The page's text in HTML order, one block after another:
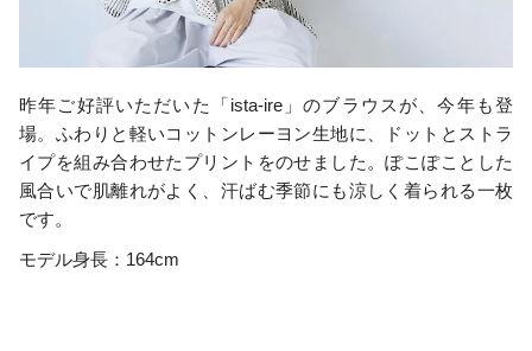
昨年ご好評いただいた「ista-ire」のブラウスが、今年も登
場。ふわりと軽いコットンレーヨン生地に、ドットとストラ
イプを組み合わせたプリントをのせました。ぽこぽことした
風合いで肌離れがよく、汗ばむ季節にも涼しく着られる一枚
です。
モデル身長：164cm